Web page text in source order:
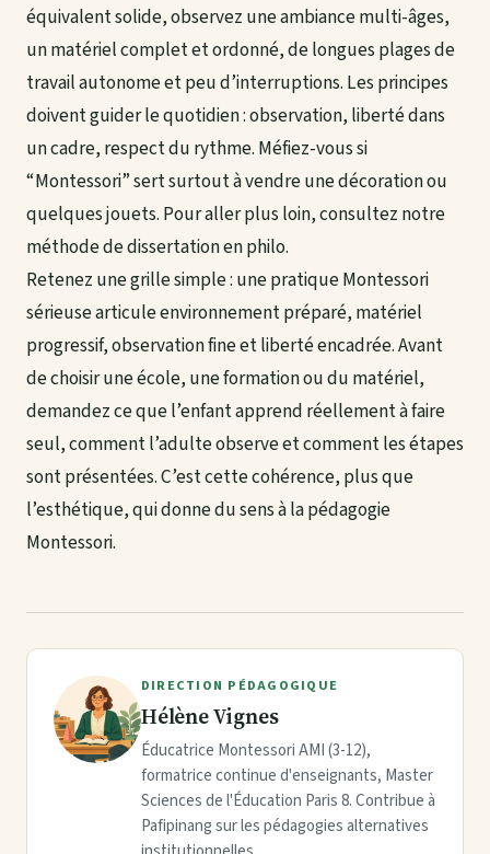
équivalent solide, observez une ambiance multi-âges,
un matériel complet et ordonné, de longues plages de
travail autonome et peu d’interruptions. Les principes
doivent guider le quotidien : observation, liberté dans
un cadre, respect du rythme. Méfiez-vous si
“Montessori” sert surtout à vendre une décoration ou
quelques jouets. Pour aller plus loin, consultez notre
méthode de dissertation en philo.
Retenez une grille simple : une pratique Montessori
sérieuse articule environnement préparé, matériel
progressif, observation fine et liberté encadrée. Avant
de choisir une école, une formation ou du matériel,
demandez ce que l’enfant apprend réellement à faire
seul, comment l’adulte observe et comment les étapes
sont présentées. C’est cette cohérence, plus que
l’esthétique, qui donne du sens à la pédagogie
Montessori.
DIRECTION PÉDAGOGIQUE
Hélène Vignes
Éducatrice Montessori AMI (3-12),
formatrice continue d'enseignants, Master
Sciences de l'Éducation Paris 8. Contribue à
Pafipinang sur les pédagogies alternatives